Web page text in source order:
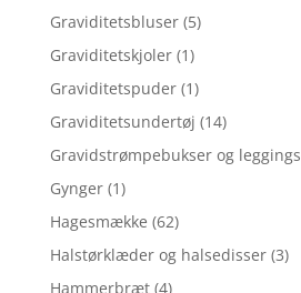
Graviditetsbluser (5)
Graviditetskjoler (1)
Graviditetspuder (1)
Graviditetsundertøj (14)
Gravidstrømpebukser og leggings
Gynger (1)
Hagesmække (62)
Halstørklæder og halsedisser (3)
Hammerbræt (4)